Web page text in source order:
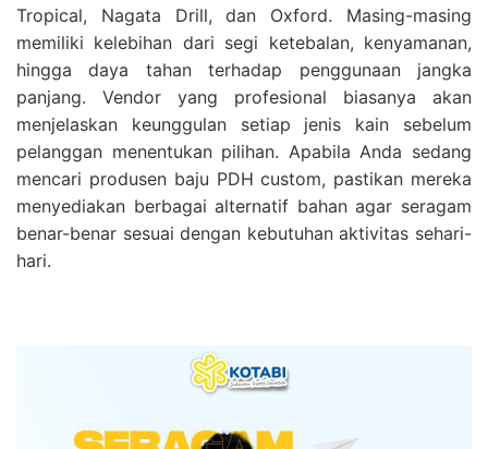
Tropical, Nagata Drill, dan Oxford. Masing-masing
memiliki kelebihan dari segi ketebalan, kenyamanan,
hingga daya tahan terhadap penggunaan jangka
panjang. Vendor yang profesional biasanya akan
menjelaskan keunggulan setiap jenis kain sebelum
pelanggan menentukan pilihan. Apabila Anda sedang
mencari produsen baju PDH custom, pastikan mereka
menyediakan berbagai alternatif bahan agar seragam
benar-benar sesuai dengan kebutuhan aktivitas sehari-
hari.